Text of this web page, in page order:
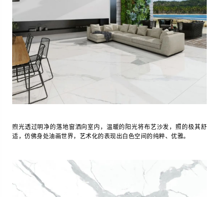
煦光透过明净的落地窗洒向室内，温暖的阳光将布艺沙发，照的极其舒
适，仿佛身处油画世界，艺术化的表现出白色空间的纯粹、优雅。